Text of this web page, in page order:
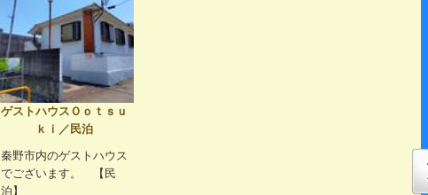
ゲストハウスＯｏｔｓｕ
ｋｉ／民泊
秦野市内のゲストハウス
でございます。 【民
泊】